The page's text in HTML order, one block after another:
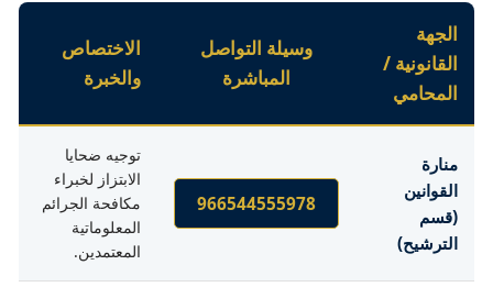
الجهة
القانونية /
المحامي
وسيلة التواصل
المباشرة
الاختصاص
والخبرة
منارة
القوانين
(قسم
الترشيح)
966544555978
توجيه ضحايا
الابتزاز لخبراء
مكافحة الجرائم
المعلوماتية
المعتمدين.